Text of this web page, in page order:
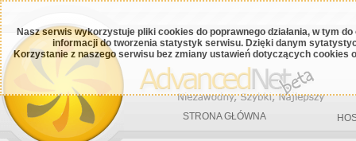
Nasz serwis wykorzystuje pliki cookies do poprawnego działania, w tym
informacji do tworzenia statystyk serwisu. Dzięki danym
Korzystanie z naszego serwisu bez zmiany ustawień dotyczących cookies
STRONA GŁÓWNA